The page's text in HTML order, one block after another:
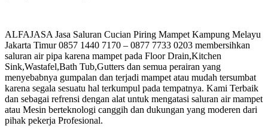
ALFAJASA Jasa Saluran Cucian Piring Mampet Kampung Melayu
Jakarta Timur 0857 1440 7170 – 0877 7733 0203 membersihkan
saluran air pipa karena mampet pada Floor Drain,Kitchen
Sink,Wastafel,Bath Tub,Gutters dan semua perairan yang
menyebabnya gumpalan dan terjadi mampet atau mudah tersumbat
karena segala sesuatu hal terkumpul pada tempatnya. Kami Terbaik
dan sebagai refrensi dengan alat untuk mengatasi saluran air mampet
atau Mesin berteknologi canggih dan dukungan yang moderen dari
pihak pekerja Profesional.